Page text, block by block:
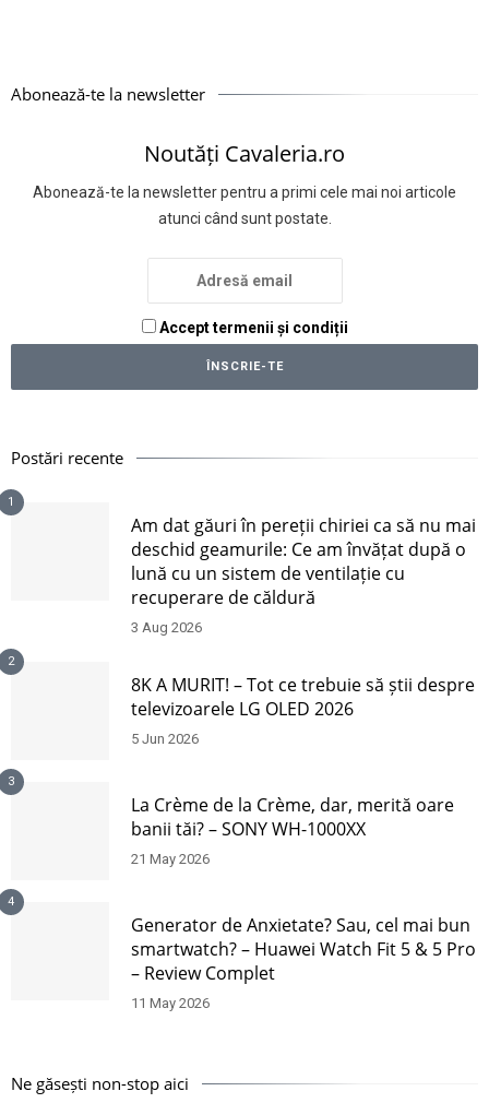
Abonează-te la newsletter
Noutăți Cavaleria.ro
Abonează-te la newsletter pentru a primi cele mai noi articole
atunci când sunt postate.
Accept termenii și condiții
Postări recente
1
Am dat găuri în pereții chiriei ca să nu mai
deschid geamurile: Ce am învățat după o
lună cu un sistem de ventilație cu
recuperare de căldură
3 Aug 2026
2
8K A MURIT! – Tot ce trebuie să știi despre
televizoarele LG OLED 2026
5 Jun 2026
3
La Crème de la Crème, dar, merită oare
banii tăi? – SONY WH-1000XX
21 May 2026
4
Generator de Anxietate? Sau, cel mai bun
smartwatch? – Huawei Watch Fit 5 & 5 Pro
– Review Complet
11 May 2026
Ne găsești non-stop aici